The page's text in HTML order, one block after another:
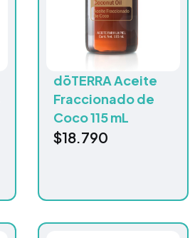
dōTERRA Aceite
Fraccionado de
Coco 115 mL
$18.790